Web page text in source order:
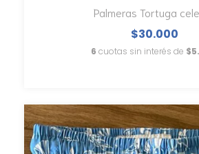
Palmeras Tortuga
$30.000
6 cuotas sin interés de